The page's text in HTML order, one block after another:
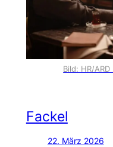
Bild: HR/
Fackel
22. März 2026